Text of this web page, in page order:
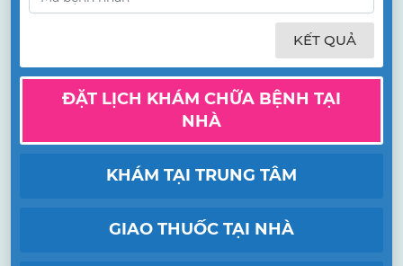
KẾT QUẢ
ĐẶT LỊCH KHÁM CHỮA BỆNH TẠI
NHÀ
KHÁM TẠI TRUNG TÂM
GIAO THUỐC TẠI NHÀ